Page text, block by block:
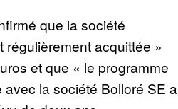
que la société
régulièrement acquittée »
et que « le programme
la société Bolloré SE a